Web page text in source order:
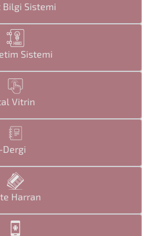
Bilgi Sistemi
Sistemi
Vitrin
Dergi
Harran